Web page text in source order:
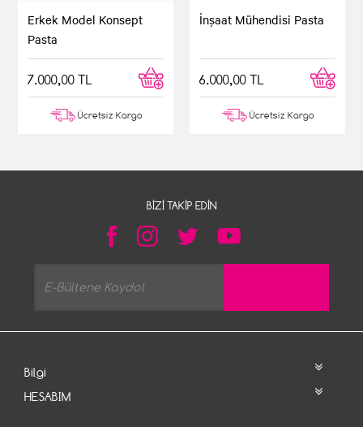
Erkek Model Konsept
Pasta
7.000,00 TL
Ücretsiz Kargo
İnşaat Mühendisi Pasta
6.000,00 TL
Ücretsiz Kargo
BIZI TAKIP EDIN
Bilgi
HESABIM